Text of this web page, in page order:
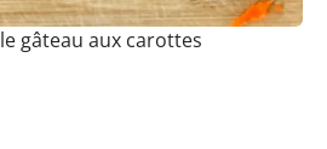
gâteau aux carottes